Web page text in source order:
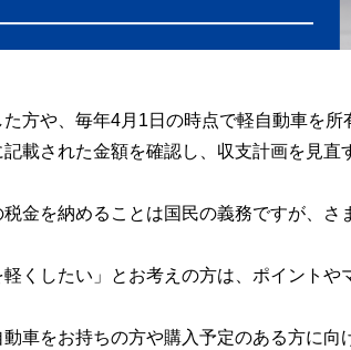
方や、毎年4月1日の時点で軽自動車を
載された金額を確認し、収支計画を見直
金を納めることは国民の義務ですが、
軽くしたい」とお考えの方は、ポイント
車をお持ちの方や購入予定のある方に